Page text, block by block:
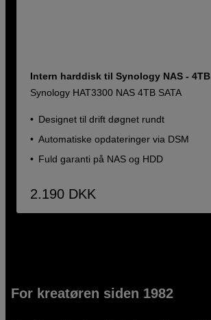
Intern harddisk til Synology NAS - 4TB
Synology HAT3300 NAS 4TB SATA
Designet til drift døgnet rundt
Automatiske opdateringer via DSM
Fuld garanti på NAS og HDD
2.190 DKK
For kreatøren siden 1982